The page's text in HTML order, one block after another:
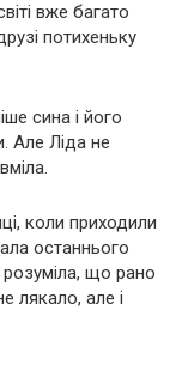
вже багато
потихеньку
сина і його
Але Ліда не
коли приходили
останнього
розуміла, що рано
лякало, але і